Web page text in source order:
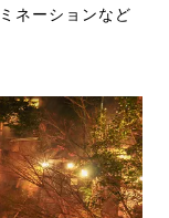
ネーションなど